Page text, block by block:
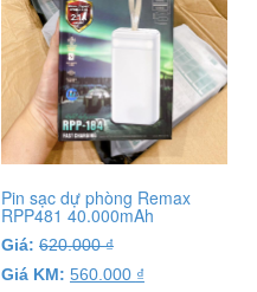
Pin sạc dự phòng Remax
RPP481 40.000mAh
Giá: 620.000₫
Giá KM: 560.000 ₫